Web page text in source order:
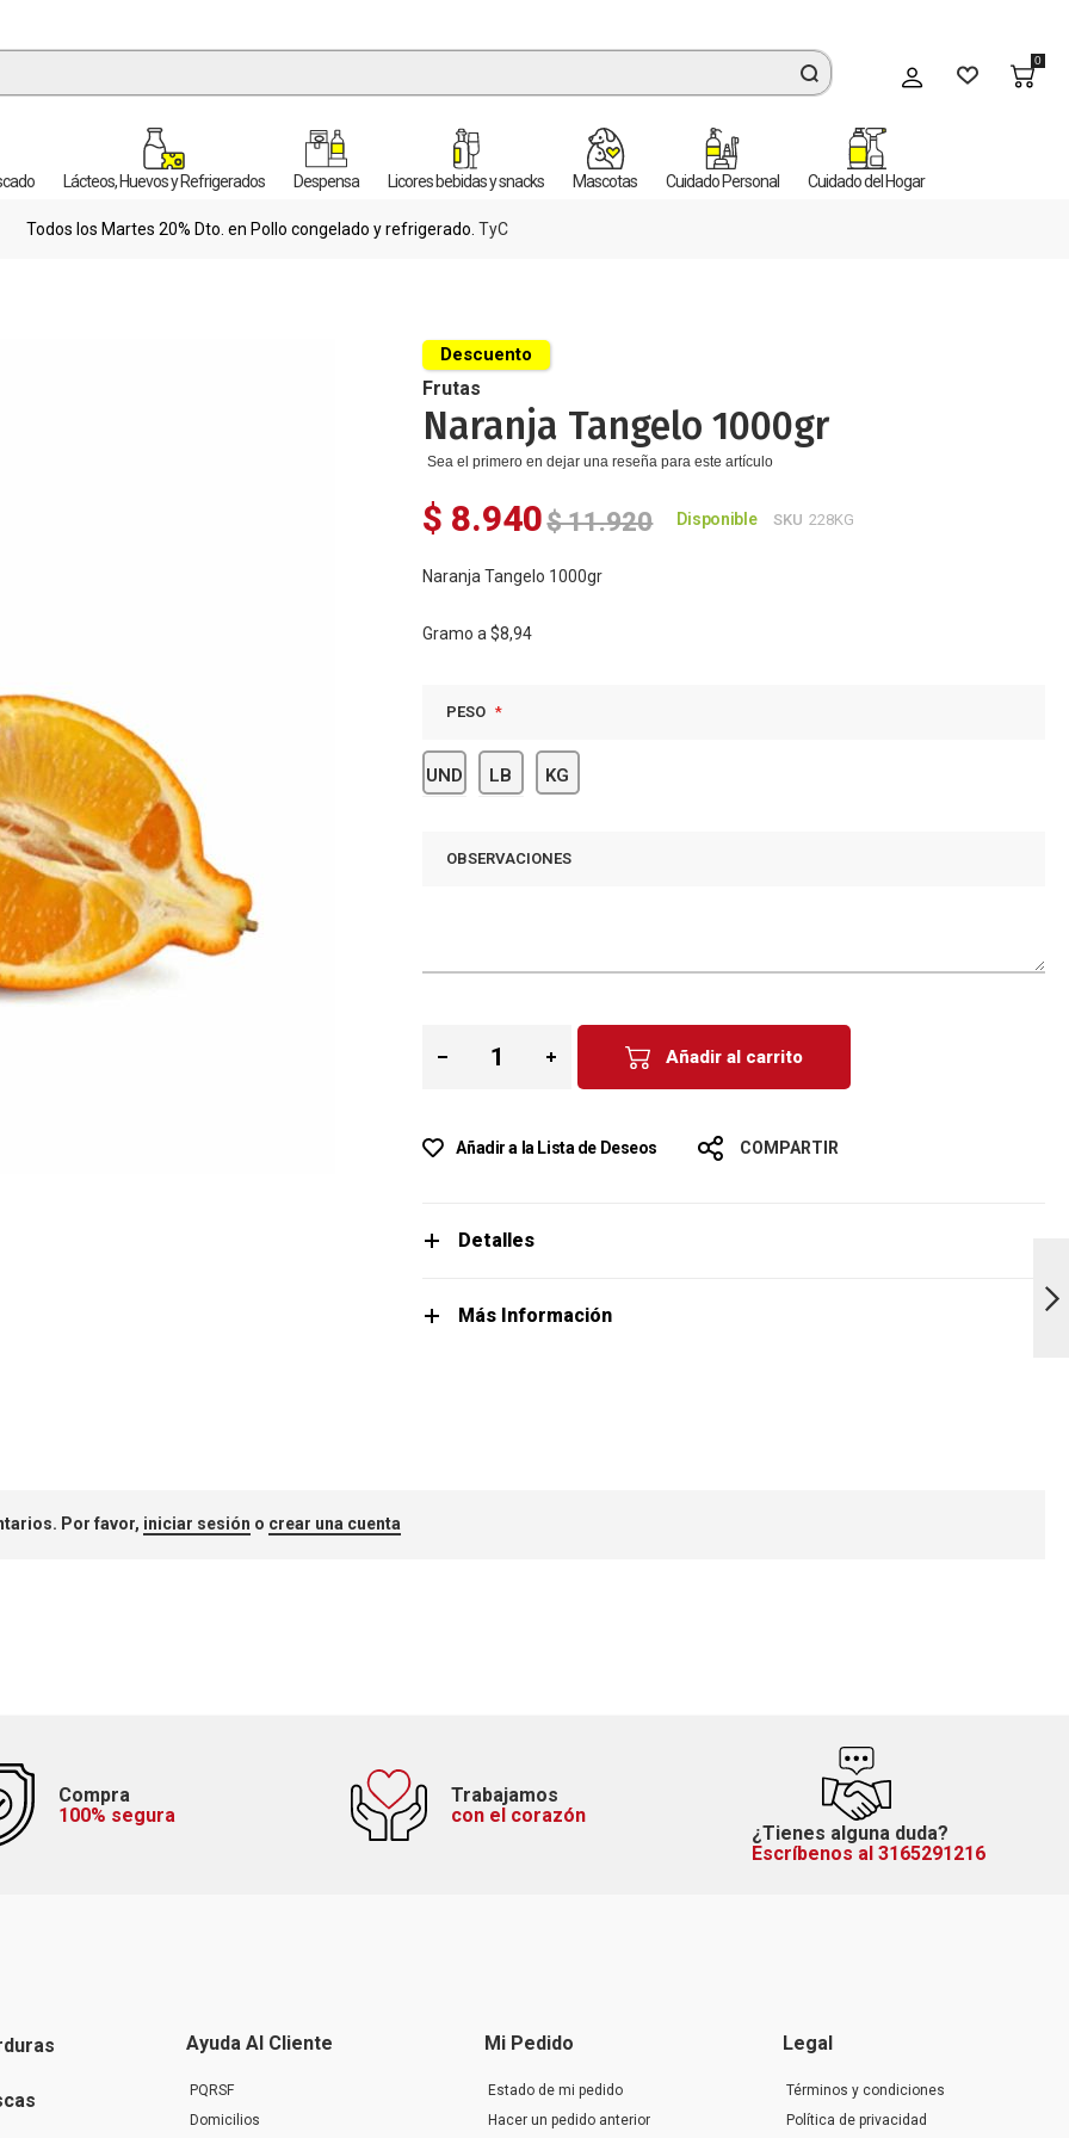
Mi cuenta
0
Lácteos, Huevos y Refrigerados Despensa Licores bebidas y snacks Mascotas Cuidado Personal Cuidado del Hogar
Todos los Martes 20% Dto. en Pollo congelado y refrigerado. TyC
Frutas
Naranja Tangelo 1000gr
Sea el primero en dejar una reseña para este artículo
$ 8.940
Descuento
$ 11.920 Disponible SKU 228KG
Naranja Tangelo 1000gr
Gramo a $8,94
PESO
UND LB KG
OBSERVACIONES
Añadir al carrito
Añadir a la Lista de Deseos COMPARTIR
Detalles
Más Información
Por favor, iniciar sesión o crear una cuenta
Compra
100% segura
Trabajamos
con el corazón
¿Tienes alguna duda?
Escríbenos al 3165291216
Ayuda Al Cliente
PQRSF
Domicilios
Mi Pedido
Estado de mi pedido
Hacer un pedido anterior
Legal
Términos y condiciones
Política de privacidad